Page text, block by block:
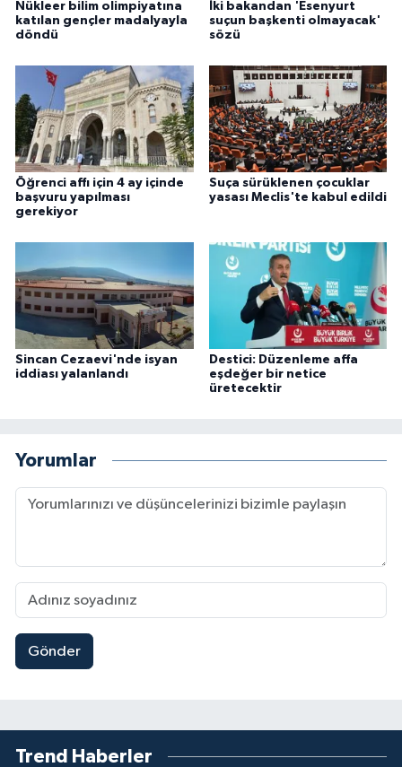
Nükleer bilim olimpiyatına
katılan gençler madalyayla
döndü
İki bakandan 'Esenyurt
suçun başkenti olmayacak'
sözü
Öğrenci affı için 4 ay içinde
başvuru yapılması
gerekiyor
Suça sürüklenen çocuklar
yasası Meclis'te kabul edildi
Sincan Cezaevi'nde isyan
iddiası yalanlandı
Destici: Düzenleme affa
eşdeğer bir netice
üretecektir
Yorumlar
Gönder
Trend Haberler